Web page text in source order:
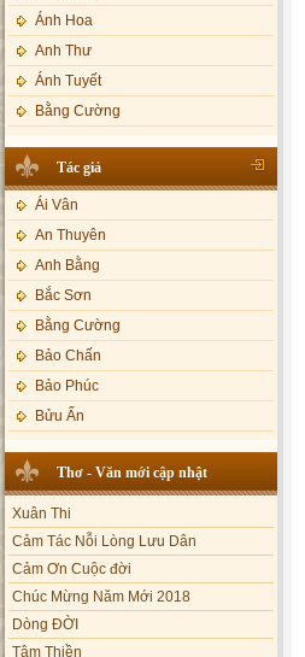
Nhạc niệm Nam Mô A Di Đà Phật -
Kim Linh
Mẹ Từ Bi - Kim Linh
12 Lời nguyện của Bồ tát Quán Thế
Âm - Kim Linh
Lạy Phật Dược Sư - Kim Linh
Diệu Pháp Liên Hoa - Kim Linh
Ánh Hoa
Anh Thư
Ánh Tuyết
Bằng Cường
Bảo Yến
Bảo Yến và Khắc Dũng
Bé Minh Tú
Bé Phương Anh
Bé Xuân Mai
Bích Hồng
Bích Phượng
Bích Thảo
Bích Tuyền
Cali
Cẩm Ly
Cẩm Vân
Cao Duy
Cao Minh
Châu Khánh Hà
Chế Thanh
Tác giả
Ái Vân
An Thuyên
Anh Bằng
Bắc Sơn
Bằng Cường
Bảo Chấn
Bảo Phúc
Bửu Ấn
Châu Kỳ
Chí Tâm
Chúc Hiếu
Chúc Linh
Chung Quân
Chương Đức
Thơ - Văn mới cập nhật
Xuân Thi
Cảm Tác Nỗi Lòng Lưu Dân
Cảm Ơn Cuộc đời
Chúc Mừng Năm Mới 2018
Dòng ĐỜI
Tâm Thiền